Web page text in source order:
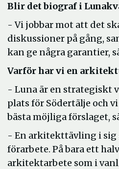
Blir det biograf i
- Vi jobbar mot att det
diskussioner på gång,
kan ge några garantier,
Varför har vi en
- Luna är en strategiskt
plats för Södertälje och
bästa möjliga förslaget,
- En arkitekttävling i sig
förarbete. På bara ett
arkitektarbete som i